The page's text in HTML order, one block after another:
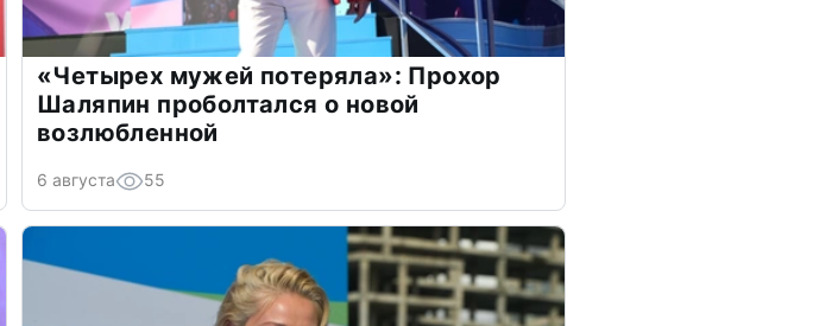
«Четырех мужей потеряла»: Прохор
Шаляпин проболтался о новой
возлюбленной
6 августа 55